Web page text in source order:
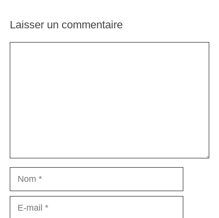
Laisser un commentaire
Nom